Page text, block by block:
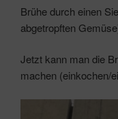
Brühe durch einen
abgetropften
Jetzt kann man die
machen (einkochen/